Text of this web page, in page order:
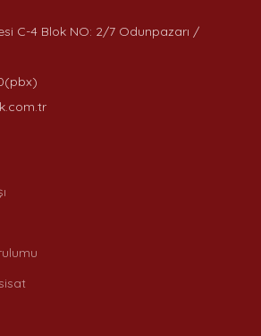
C-4 Blok NO: 2/7 Odunpazarı /